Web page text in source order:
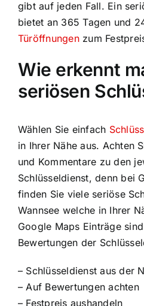
gibt auf jeden Fall. Ein
bietet an 365 Tagen und
Türöffnungenzum
Wie erkennt
seriösen
Wählen Sie einfach
in Ihrer Nähe aus. Achten
und Kommentare zu den
Schlüsseldienst, denn bei
finden Sie viele seriöse
Wannsee welche in Ihrer
Google Maps Einträge
Bewertungen der
– Schlüsseldienst aus der
– Auf Bewertungen achten
– Festpreis aushandeln